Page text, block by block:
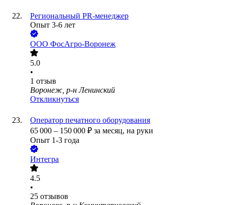
Региональный PR-менеджер
Опыт 3-6 лет
ООО ФосАгро-Воронеж
5.0
•
1 отзыв
Воронеж, р-н Ленинский
Откликнуться
Оператор печатного оборудования
65 000 – 150 000 ₽ за месяц, на руки
Опыт 1-3 года
Интегра
4.5
•
25 отзывов